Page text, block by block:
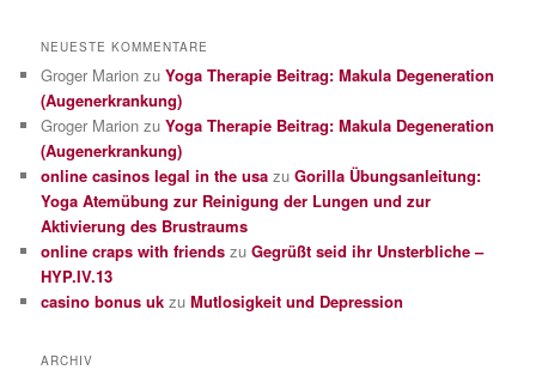
NEUESTE KOMMENTARE
Groger Marion zuYoga Therapie Beitrag: Makula Degeneration
(Augenerkrankung)
Groger Marion zuYoga Therapie Beitrag: Makula Degeneration
(Augenerkrankung)
online casinos legal in the usa zuGorilla Übungsanleitung:
Yoga Atemübung zur Reinigung der Lungen und zur
Aktivierung des Brustraums
online craps with friends zuGegrüßt seid ihr Unsterbliche –
HYP.IV.13
casino bonus uk zuMutlosigkeit und Depression
ARCHIV